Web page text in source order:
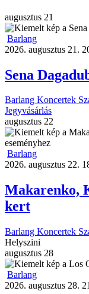
augusztus 21
Barlang
2026. augusztus 21.
Sena
Barlang Koncertek
Jegyvásárlás
augusztus 22
Barlang
2026. augusztus 22.
Makarenko,
kert
Barlang Koncertek
Helyszini
augusztus 28
Barlang
2026. augusztus 28.